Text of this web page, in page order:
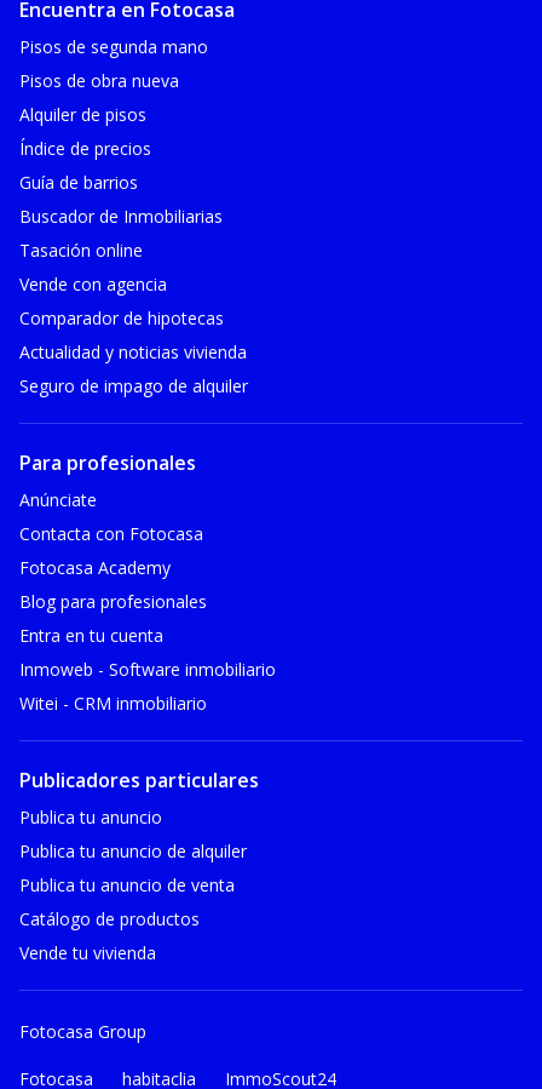
Encuentra en Fotocasa
Pisos de segunda mano
Pisos de obra nueva
Alquiler de pisos
Índice de precios
Guía de barrios
Buscador de Inmobiliarias
Tasación online
Vende con agencia
Comparador de hipotecas
Actualidad y noticias vivienda
Seguro de impago de alquiler
Para profesionales
Anúnciate
Contacta con Fotocasa
Fotocasa Academy
Blog para profesionales
Entra en tu cuenta
Inmoweb - Software inmobiliario
Witei - CRM inmobiliario
Publicadores particulares
Publica tu anuncio
Publica tu anuncio de alquiler
Publica tu anuncio de venta
Catálogo de productos
Vende tu vivienda
Fotocasa Group
Fotocasa habitaclia ImmoScout24